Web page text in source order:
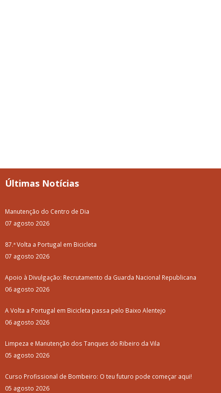
Últimas Notícias
Manutenção do Centro de Dia
07 agosto 2026
87.ª Volta a Portugal em Bicicleta
07 agosto 2026
Apoio à Divulgação: Recrutamento da Guarda Nacional Republicana
06 agosto 2026
A Volta a Portugal em Bicicleta passa pelo Baixo Alentejo
06 agosto 2026
Limpeza e Manutenção dos Tanques do Ribeiro da Vila
05 agosto 2026
Curso Profissional de Bombeiro: O teu futuro pode começar aqui!
05 agosto 2026